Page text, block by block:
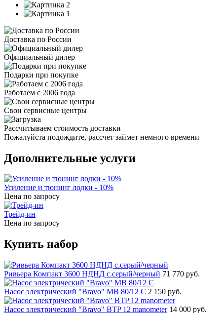
Доставка по России
Официальный дилер
Подарки при покупке
Работаем с 2006 года
Свои сервисные центры
Рассчитываем стоимость доставки
Пожалуйста подождите, рассчет займет немного времени
Дополнительные услуги
Усиление и тюнинг лодки - 10%
Цена по запросу
Трейд-ин
Цена по запросу
Купить набор
Ривьера Компакт 3600 НДНД с.серый/черный 71 770 руб.
Насос электрический "Bravo" MB 80/12 С 2 150 руб.
Насос электрический "Bravo" BTP 12 manometer 14 000 руб.